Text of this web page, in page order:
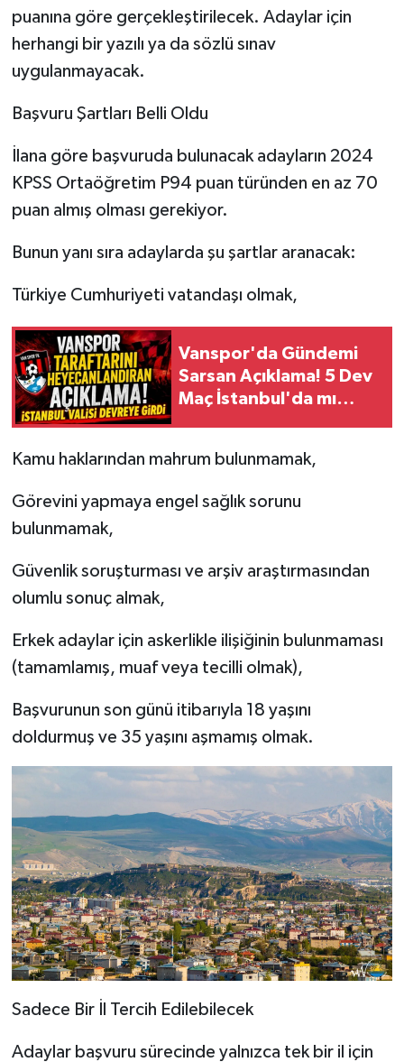
puanına göre gerçekleştirilecek. Adaylar için
herhangi bir yazılı ya da sözlü sınav
uygulanmayacak.
Başvuru Şartları Belli Oldu
İlana göre başvuruda bulunacak adayların 2024
KPSS Ortaöğretim P94 puan türünden en az 70
puan almış olması gerekiyor.
Bunun yanı sıra adaylarda şu şartlar aranacak:
Türkiye Cumhuriyeti vatandaşı olmak,
Vanspor'da Gündemi
Sarsan Açıklama! 5 Dev
Maç İstanbul'da mı
Kamu haklarından mahrum bulunmamak,
Görevini yapmaya engel sağlık sorunu
bulunmamak,
Güvenlik soruşturması ve arşiv araştırmasından
olumlu sonuç almak,
Erkek adaylar için askerlikle ilişiğinin bulunmaması
(tamamlamış, muaf veya tecilli olmak),
Başvurunun son günü itibarıyla 18 yaşını
doldurmuş ve 35 yaşını aşmamış olmak.
Sadece Bir İl Tercih Edilebilecek
Adaylar başvuru sürecinde yalnızca tek bir il için